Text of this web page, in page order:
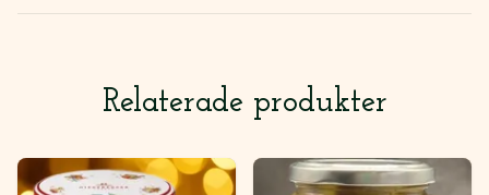
Relaterade produkter